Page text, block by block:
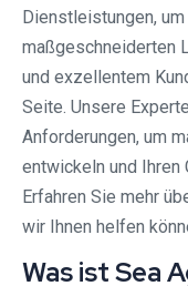
Dienstleistungen,
maßgeschneiderten
und exzellentem
Seite. Unsere
Anforderungen, um
entwickeln und
Erfahren Sie mehr
wir Ihnen helfen
Was ist Sea